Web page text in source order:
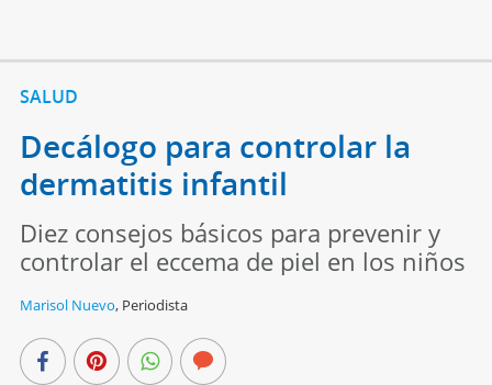
SALUD
Decálogo para controlar la
dermatitis infantil
Diez consejos básicos para prevenir y
controlar el eccema de piel en los niños
Marisol Nuevo, Periodista